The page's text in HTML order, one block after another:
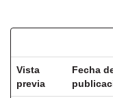
Vista
previa
Fecha